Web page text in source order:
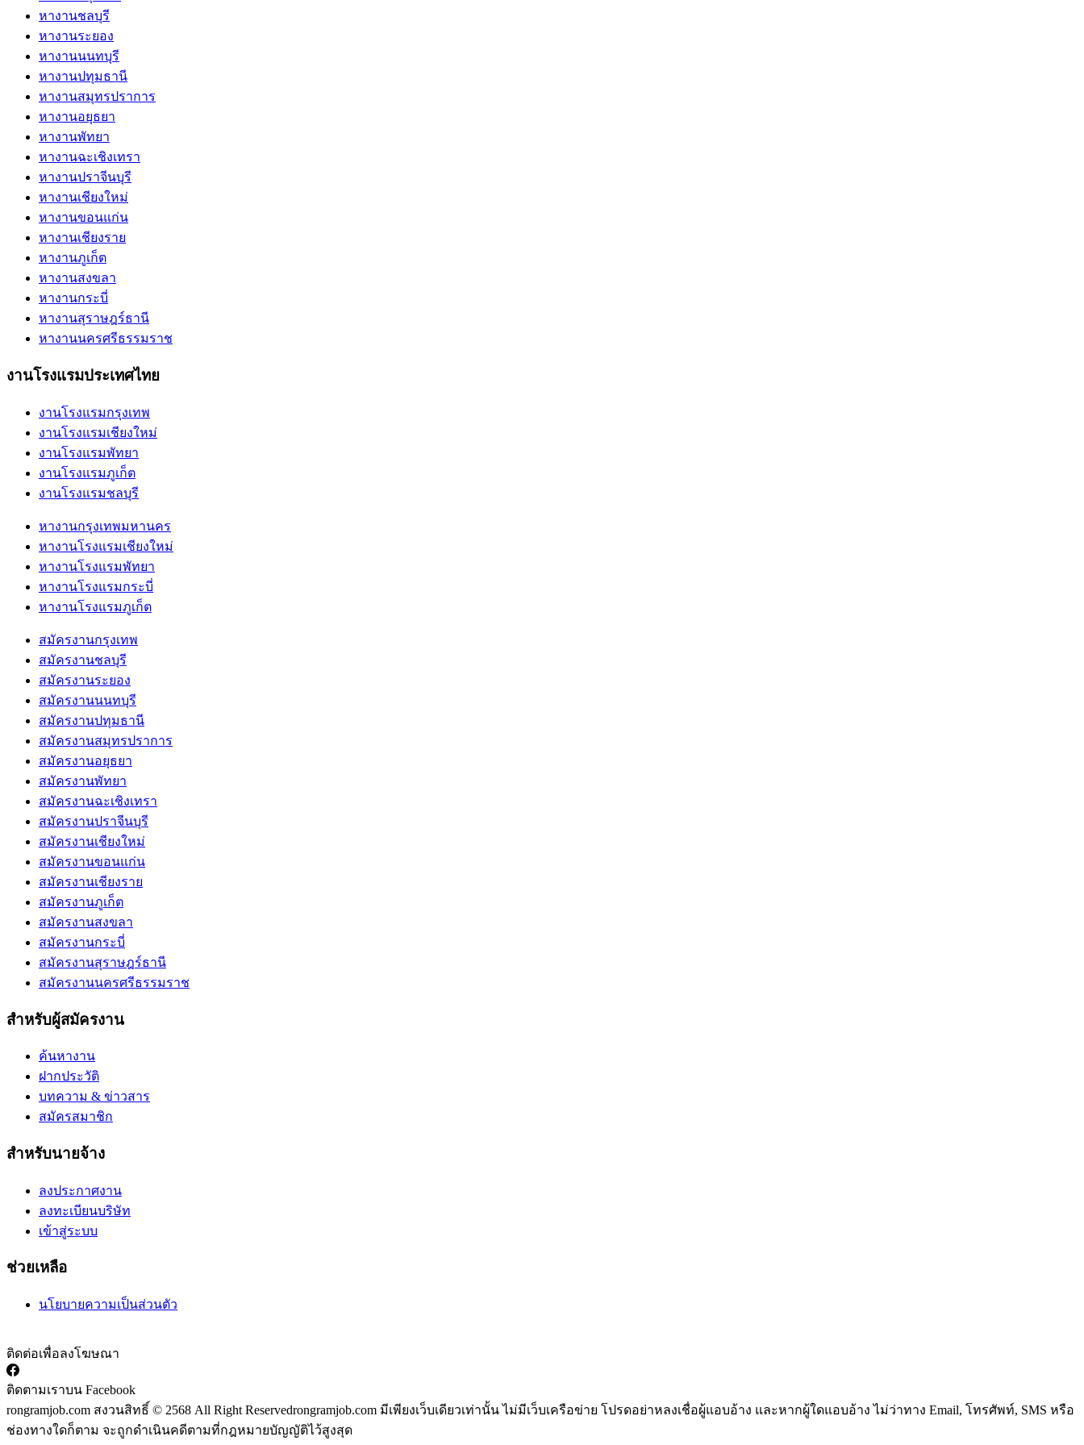
หางานชลบุรี
หางานระยอง
หางานนนทบุรี
หางานปทุมธานี
หางานสมุทรปราการ
หางานอยุธยา
หางานพัทยา
หางานฉะเชิงเทรา
หางานปราจีนบุรี
หางานเชียงใหม่
หางานขอนแก่น
หางานเชียงราย
หางานภูเก็ต
หางานสงขลา
หางานกระบี่
หางานสุราษฎร์ธานี
หางานนครศรีธรรมราช
งานโรงแรมประเทศไทย
งานโรงแรมกรุงเทพ
งานโรงแรมเชียงใหม่
งานโรงแรมพัทยา
งานโรงแรมภูเก็ต
งานโรงแรมชลบุรี
หางานกรุงเทพมหานคร
หางานโรงแรมเชียงใหม่
หางานโรงแรมพัทยา
หางานโรงแรมกระบี่
หางานโรงแรมภูเก็ต
สมัครงานกรุงเทพ
สมัครงานชลบุรี
สมัครงานระยอง
สมัครงานนนทบุรี
สมัครงานปทุมธานี
สมัครงานสมุทรปราการ
สมัครงานอยุธยา
สมัครงานพัทยา
สมัครงานฉะเชิงเทรา
สมัครงานปราจีนบุรี
สมัครงานเชียงใหม่
สมัครงานขอนแก่น
สมัครงานเชียงราย
สมัครงานภูเก็ต
สมัครงานสงขลา
สมัครงานกระบี่
สมัครงานสุราษฎร์ธานี
สมัครงานนครศรีธรรมราช
สำหรับผู้สมัครงาน
ค้นหางาน
ฝากประวัติ
บทความ & ข่าวสาร
สมัครสมาชิก
สำหรับนายจ้าง
ลงประกาศงาน
ลงทะเบียนบริษัท
เข้าสู่ระบบ
ช่วยเหลือ
นโยบายความเป็นส่วนตัว
ติดต่อเพื่อลงโฆษณา
ติดตามเราบน Facebook
rongramjob.com สงวนสิทธิ์ © 2568 All Right Reservedrongramjob.com มีเพียงเว็บเดียวเท่านั้น ไม่มีเว็บเครือข่าย โปรดอย่าหลงเชื่อผู้แอบอ้าง และหากผู้ใดแอบอ้าง ไม่ว่าทาง Email, โทรศัพท์, SMS หรือ
ช่องทางใดก็ตาม จะถูกดำเนินคดีตามที่กฎหมายบัญญัติไว้สูงสุด